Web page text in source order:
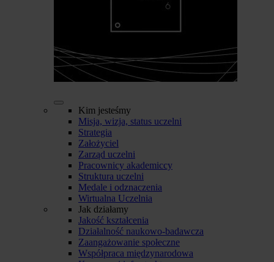
Kim jesteśmy
Misja, wizja, status uczelni
Strategia
Założyciel
Zarząd uczelni
Pracownicy akademiccy
Struktura uczelni
Medale i odznaczenia
Wirtualna Uczelnia
Jak działamy
Jakość kształcenia
Działalność naukowo-badawcza
Zaangażowanie społeczne
Współpraca międzynarodowa